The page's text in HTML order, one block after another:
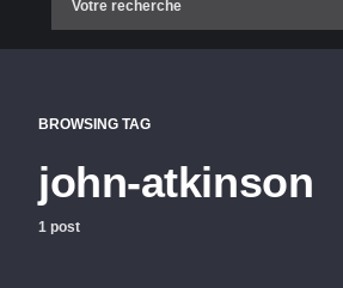
BROWSING TAG
john-atkinson
1 post